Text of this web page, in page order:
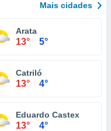
Mais cidades
Arata
13° 5°
Catriló
13° 4°
Eduardo Castex
13° 4°